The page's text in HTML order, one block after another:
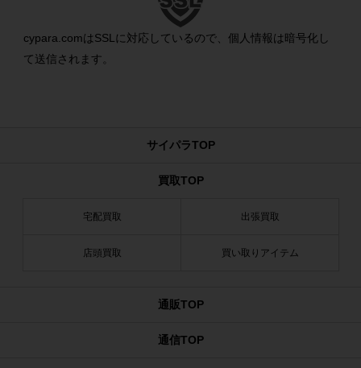
cypara.comはSSLに対応しているので、個人情報は暗号化し
て送信されます。
サイパラTOP
買取TOP
宅配買取 出張買取
店頭買取 買い取りアイテム
通販TOP
通信TOP